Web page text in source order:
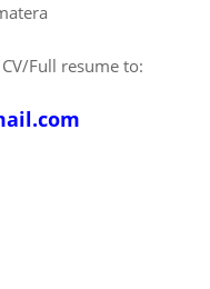
Full resume to: